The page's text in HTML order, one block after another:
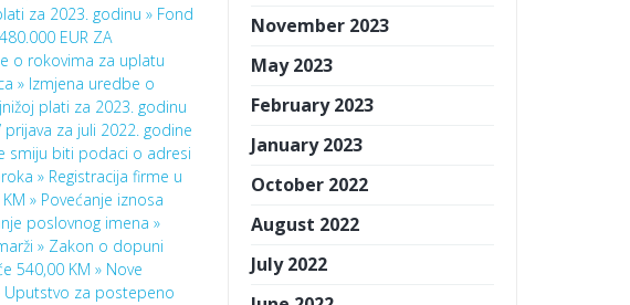
November 2023
May 2023
February 2023
January 2023
October 2022
August 2022
July 2022
za 2023. godinu » Fond
480.000 EUR ZA
o rokovima za uplatu
» Izmjena uredbe o
plati za 2023. godinu
prijava za juli 2022. godine
smiju biti podaci o adresi
» Registracija firme u
» Povećanje iznosa
poslovnog imena »
» Zakon o dopuni
540,00 KM » Nove
Uputstvo za postepeno